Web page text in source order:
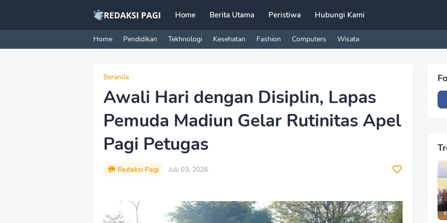
Home Berita Utama Peristiwa Hubungi Kami
Home Pendidikan Tekhnologi Kesehatan Fashion Computers Wisata
Beranda
Awali Hari dengan Disiplin, Lapas
Pemuda Madiun Gelar Rutinitas Apel
Pagi Petugas
Redaksi Pagi Juli 03, 2026
i